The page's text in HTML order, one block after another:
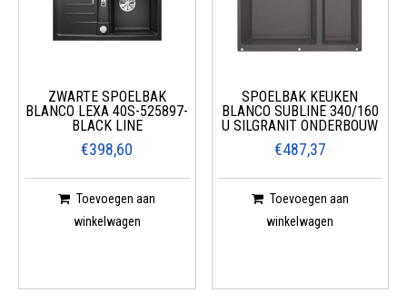
ZWARTE SPOELBAK
BLANCO LEXA 40S-525897-
BLACK LINE
€398,60
Toevoegen aan
winkelwagen
SPOELBAK KEUKEN
BLANCO SUBLINE 340/160
U SILGRANIT ONDERBOUW
€487,37
Toevoegen aan
winkelwagen